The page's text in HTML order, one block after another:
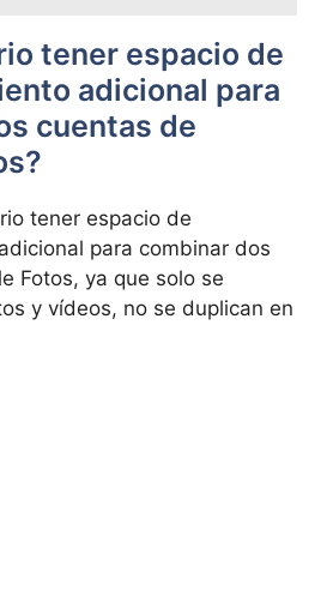
tener espacio de
adicional para
cuentas de
tener espacio de
para combinar dos
Fotos, ya que solo se
y vídeos, no se ‍duplican en